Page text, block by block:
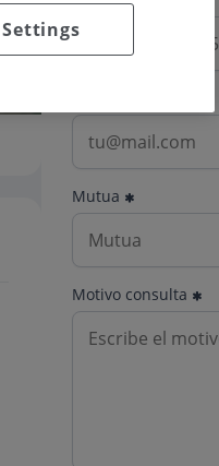
Mutua
Motivo consulta
Settings